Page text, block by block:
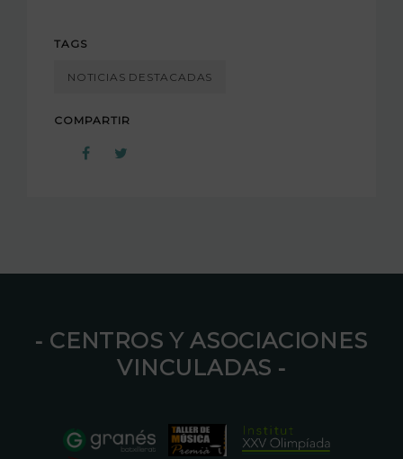
TAGS
NOTICIAS DESTACADAS
COMPARTIR
⁃ CENTROS Y ASOCIACIONES
VINCULADAS ⁃